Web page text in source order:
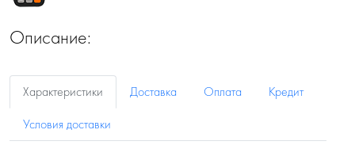
Описание:
Характеристики Доставка Оплата
Кредит
Условия доставки